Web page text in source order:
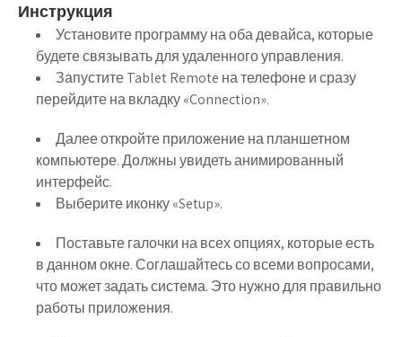
Инструкция
Установите программу на оба девайса, которые
будете связывать для удаленного управления.
Запустите Tablet Remote на телефоне и сразу
перейдите на вкладку «Connection».
Далее откройте приложение на планшетном
компьютере. Должны увидеть анимированный
интерфейс.
Выберите иконку «Setup».
Поставьте галочки на всех опциях, которые есть
в данном окне. Соглашайтесь со всеми вопросами,
что может задать система. Это нужно для правильно
работы приложения.